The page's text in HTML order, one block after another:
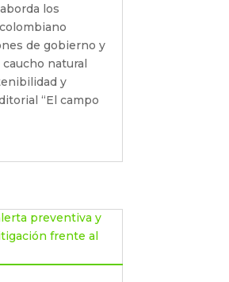
los
de gobierno y
natural
y
“El campo